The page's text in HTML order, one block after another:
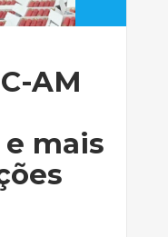
AM
mais